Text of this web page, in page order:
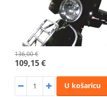
136,00 €
109,15 €
U košaricu